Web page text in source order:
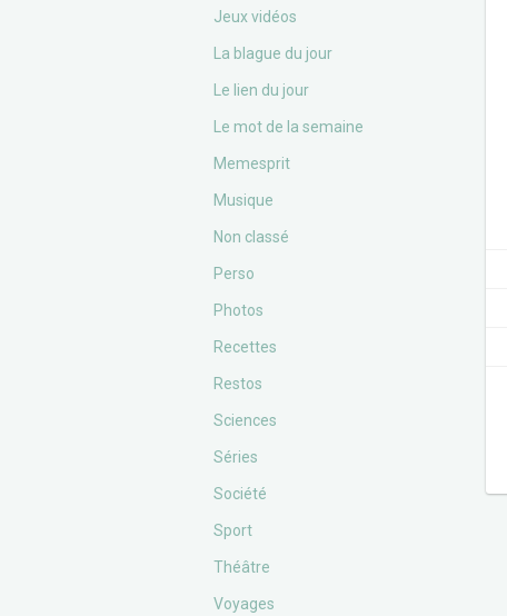
Jeux vidéos
La blague du jour
Le lien du jour
Le mot de la semaine
Memesprit
Musique
Non classé
Perso
Photos
Recettes
Restos
Sciences
Séries
Société
Sport
Théâtre
Voyages